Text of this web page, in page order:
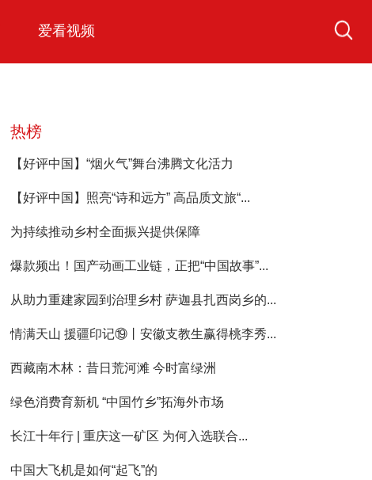
爱看视频
热榜
【好评中国】“烟火气”舞台沸腾文化活力
【好评中国】照亮“诗和远方” 高品质文旅“...
为持续推动乡村全面振兴提供保障
爆款频出！国产动画工业链，正把“中国故事”...
从助力重建家园到治理乡村 萨迦县扎西岗乡的...
情满天山 援疆印记⑲丨安徽支教生赢得桃李秀...
西藏南木林：昔日荒河滩 今时富绿洲
绿色消费育新机 “中国竹乡”拓海外市场
长江十年行 | 重庆这一矿区 为何入选联合...
中国大飞机是如何“起飞”的